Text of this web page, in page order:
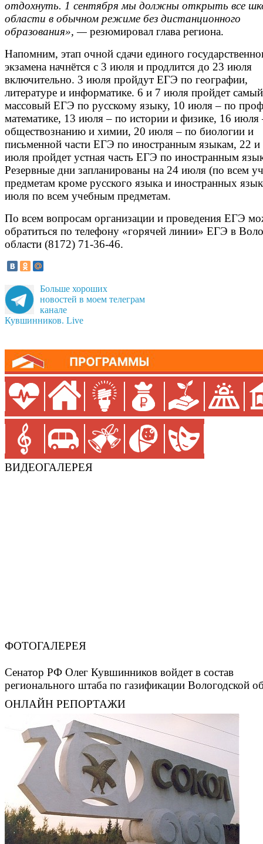
отдохнуть. 1 сентября мы должны открыть все
области в обычном режиме без дистанционного
образования», — резюмировал глава региона.
Напомним, этап очной сдачи единого
экзамена начнётся с 3 июля и продлится до 23 июля
включительно. 3 июля пройдут ЕГЭ по географии,
литературе и информатике. 6 и 7 июля пройдет самый
массовый ЕГЭ по русскому языку, 10 июля – по
математике, 13 июля – по истории и физике, 16 июля
обществознанию и химии, 20 июля – по биологии и
письменной части ЕГЭ по иностранным языкам, 22 и
июля пройдет устная часть ЕГЭ по иностранным
Резервные дни запланированы на 24 июля (по всем
предметам кроме русского языка и иностранных
июля по всем учебным предметам.
По всем вопросам организации и проведения ЕГЭ
обратиться по телефону «горячей линии» ЕГЭ в
области (8172) 71-36-46.
Больше хороших
новостей в моем телеграм
канале
Кувшинников. Live
ВИДЕОГАЛЕРЕЯ
ФОТОГАЛЕРЕЯ
Сенатор РФ Олег Кувшинников войдет в состав
регионального штаба по газификации Вологодской
ОНЛАЙН РЕПОРТАЖИ